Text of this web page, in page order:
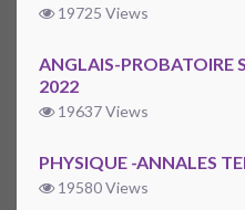
19725 Views
ANGLAIS-PROBATOIRE
2022
19637 Views
PHYSIQUE -ANNALES
19580 Views